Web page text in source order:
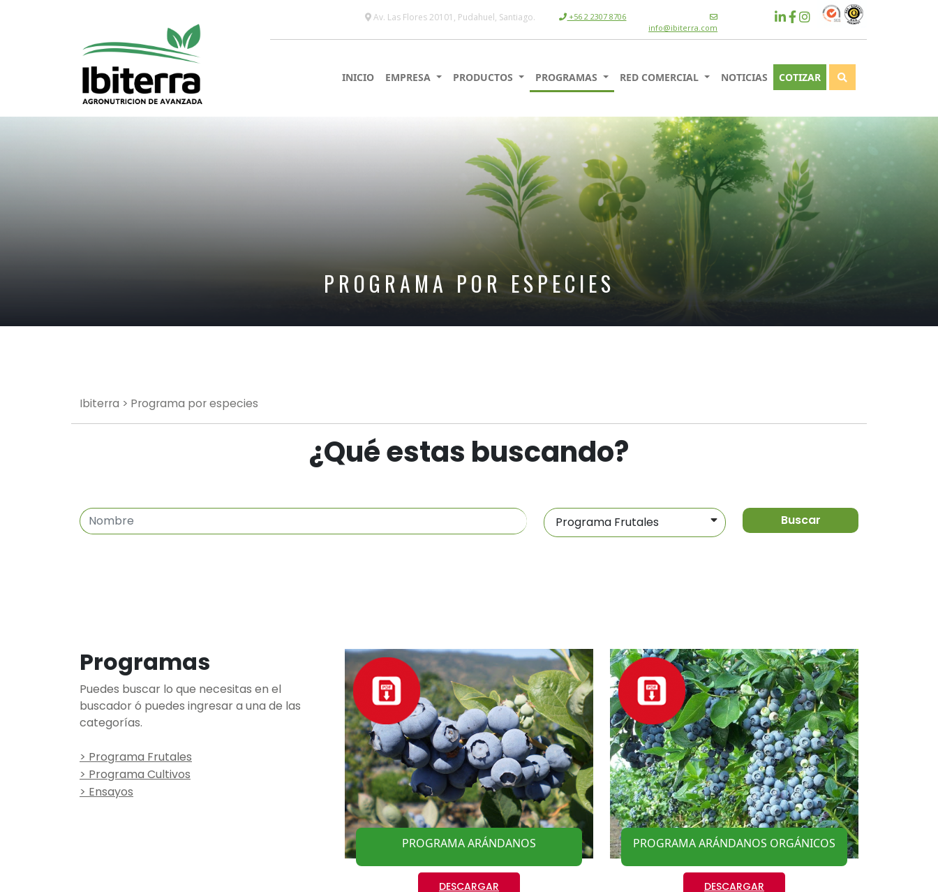
Av. Las Flores 20101, Pudahuel, Santiago.
+56 2 2307 8706
info@ibiterra.com
INICIO EMPRESA PRODUCTOS PROGRAMAS RED COMERCIAL NOTICIAS COTIZAR
PROGRAMA POR ESPECIES
Ibiterra > Programa por especies
¿Qué estas buscando?
Buscar
Programas
Puedes buscar lo que necesitas en el
buscador ó puedes ingresar a una de las
categorías.
> Programa Frutales
> Programa Cultivos
> Ensayos
PROGRAMA ARÁNDANOS
DESCARGAR
PROGRAMA ARÁNDANOS ORGÁNICOS
DESCARGAR